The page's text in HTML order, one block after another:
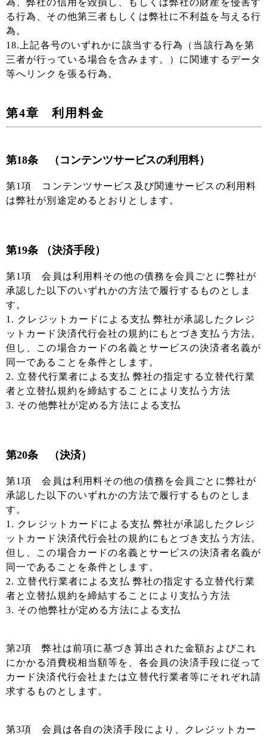
為、弊社の信用を毀損し、もしくは弊社の財産を侵害す
る行為、その他第三者もしくは弊社に不利益を与える行
為。
18.上記各号のいずれかに該当する行為（当該行為を第
三者が行っている場合を含みます。）に関連するデータ
等へリンクを張る行為。
第4章 利用料金
第18条 （コンテンツサービスの利用料）
第1項 コンテンツサービス及び関連サービスの利用料
は弊社が別途定めるとおりとします。
第19条 （決済手段）
第1項 会員は利用料その他の債務を会員ごとに弊社が
承認した以下のいずれかの方法で履行するものとしま
す。
1. クレジットカードによる支払 弊社が承認したクレジ
ットカード決済代行会社の規約にもとづき支払う方法。
但し、この場合カードの名義とサービスの決済者名義が
同一であることを条件とします。
2. 立替代行業者による支払 弊社の指定する立替代行業
者と立替払規約を締結することにより支払う方法
3. その他弊社が定める方法による支払
第20条 （決済）
第1項 会員は利用料その他の債務を会員ごとに弊社が
承認した以下のいずれかの方法で履行するものとしま
す。
1. クレジットカードによる支払 弊社が承認したクレジ
ットカード決済代行会社の規約にもとづき支払う方法。
但し、この場合カードの名義とサービスの決済者名義が
同一であることを条件とします。
2. 立替代行業者による支払 弊社の指定する立替代行業
者と立替払規約を締結することにより支払う方法
3. その他弊社が定める方法による支払
第2項 弊社は前項に基づき算出された金額およびこれ
にかかる消費税相当額等を、各会員の決済手段に従って
カード決済代行会社または立替代行業者等にそれぞれ請
求するものとします。
第3項 会員は各自の決済手段により、クレジットカー